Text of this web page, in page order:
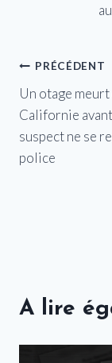
de
l’article
PRÉCÉDENT
Un otage meurt
Californie
suspect ne se
police
A lire